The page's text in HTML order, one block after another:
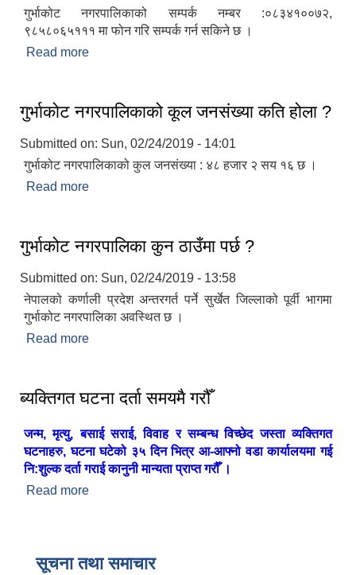
गुर्भाकोट नगरपालिकाको सम्पर्क नम्बर :०८३४१००७२,
९८५८०६५१११ मा फोन गरि सम्पर्क गर्न सकिने छ ।
Read more
गुर्भाकोट नगरपालिकाको कूल जनसंख्या कति होला ?
Submitted on: Sun, 02/24/2019 - 14:01
गुर्भाकोट नगरपालिकाको कुल जनसंख्या : ४८ हजार २ सय १६ छ ।
Read more
गुर्भाकोट नगरपालिका कुन ठाउँमा पर्छ ?
Submitted on: Sun, 02/24/2019 - 13:58
नेपालको कर्णाली प्रदेश अन्तरगर्त पर्ने सुर्खेत जिल्लाको पूर्वी भागमा
गुर्भाकोट नगरपालिका अवस्थित छ ।
Read more
ब्यक्तिगत घटना दर्ता समयमै गरौँ
जन्म, मृत्यु, बसाई सराई, विवाह र सम्बन्ध विच्छेद जस्ता व्यक्तिगत
घटनाहरु, घटना घटेको ३५ दिन भित्र आ-आफ्नो वडा कार्यालयमा गई
नि:शुल्क दर्ता गराई कानुनी मान्यता प्राप्त गरौँ ।
Read more
सूचना तथा समाचार